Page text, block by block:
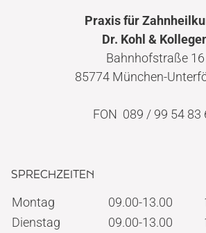
Praxis für
Dr. Kohl &
Bahnhofstraße 16
85774 München-
FON 089 / 99 54 83
SPRECHZEITEN
Montag 09.00-13.00
Dienstag
09.00-13.00